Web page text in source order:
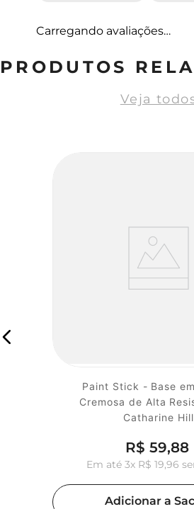
Carregando avaliações…
PRODUTOS
Veja
Paint Stick - Base
Cremosa de Alta
Catharine Hill
R$ 59,88
Em até 3x R$ 19,96
Adicionar a